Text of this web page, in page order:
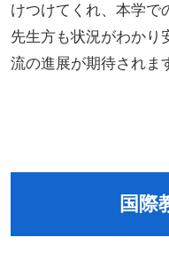
けつけてくれ、本学で
先生方も状況がわかり
流の進展が期待されま
国際